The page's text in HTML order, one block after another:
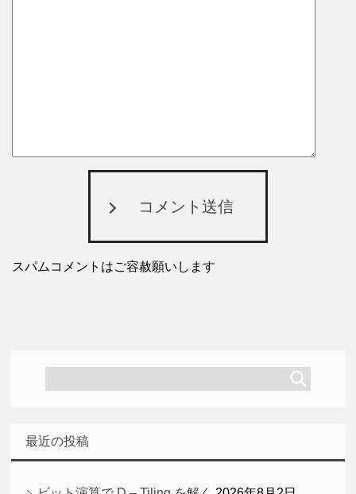
コメント送信
スパムコメントはご容赦願いします
最近の投稿